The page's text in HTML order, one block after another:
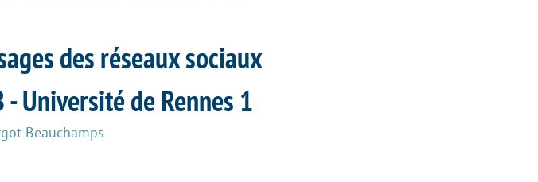
des réseaux sociaux
Université de Rennes 1
Beauchamps